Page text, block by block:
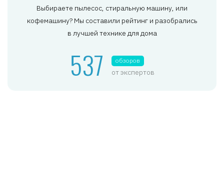
Выбираете пылесос, стиральную машину, или
кофемашину? Мы составили рейтинг и разобрались
в лучшей технике для дома
537 обзоров
от экспертов